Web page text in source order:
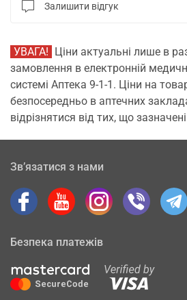
Залишити відгук
УВАГА! Ціни актуальні лише в
замовлення в електронній
системі Аптека 9-1-1. Ціни на
безпосередньо в аптечних
відрізнятися від тих, що
Зв’язатися з нами
Безпека платежів